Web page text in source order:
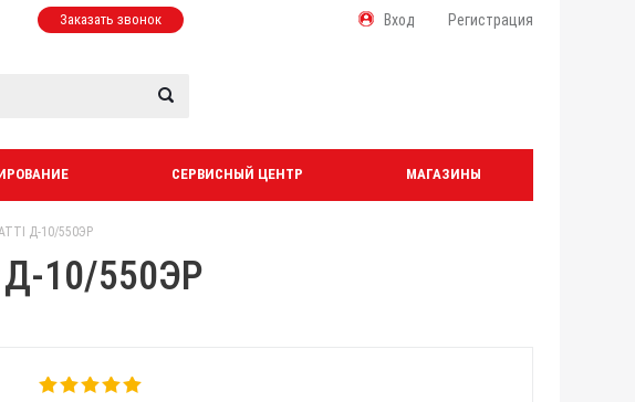
Заказать звонок Вход Регистрация
СЕРВИСНЫЙ ЦЕНТР МАГАЗИНЫ
Д-10/550ЭР
Д-10/550ЭР